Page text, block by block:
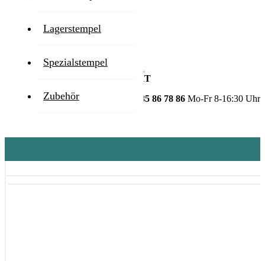
Lagerstempel
Spezialstempel
Zubehör
Zum Anfang der Bildgalerie springen
GESTALTEN SIE IHR PRODUKT
HOTLINE
+49 3585 86 78 86 Mo-Fr 8-16:30 Uhr